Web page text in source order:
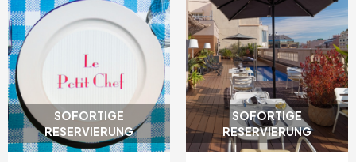
SOFORTIGE
RESERVIERUNG
SOFORTIGE
RESERVIERUNG